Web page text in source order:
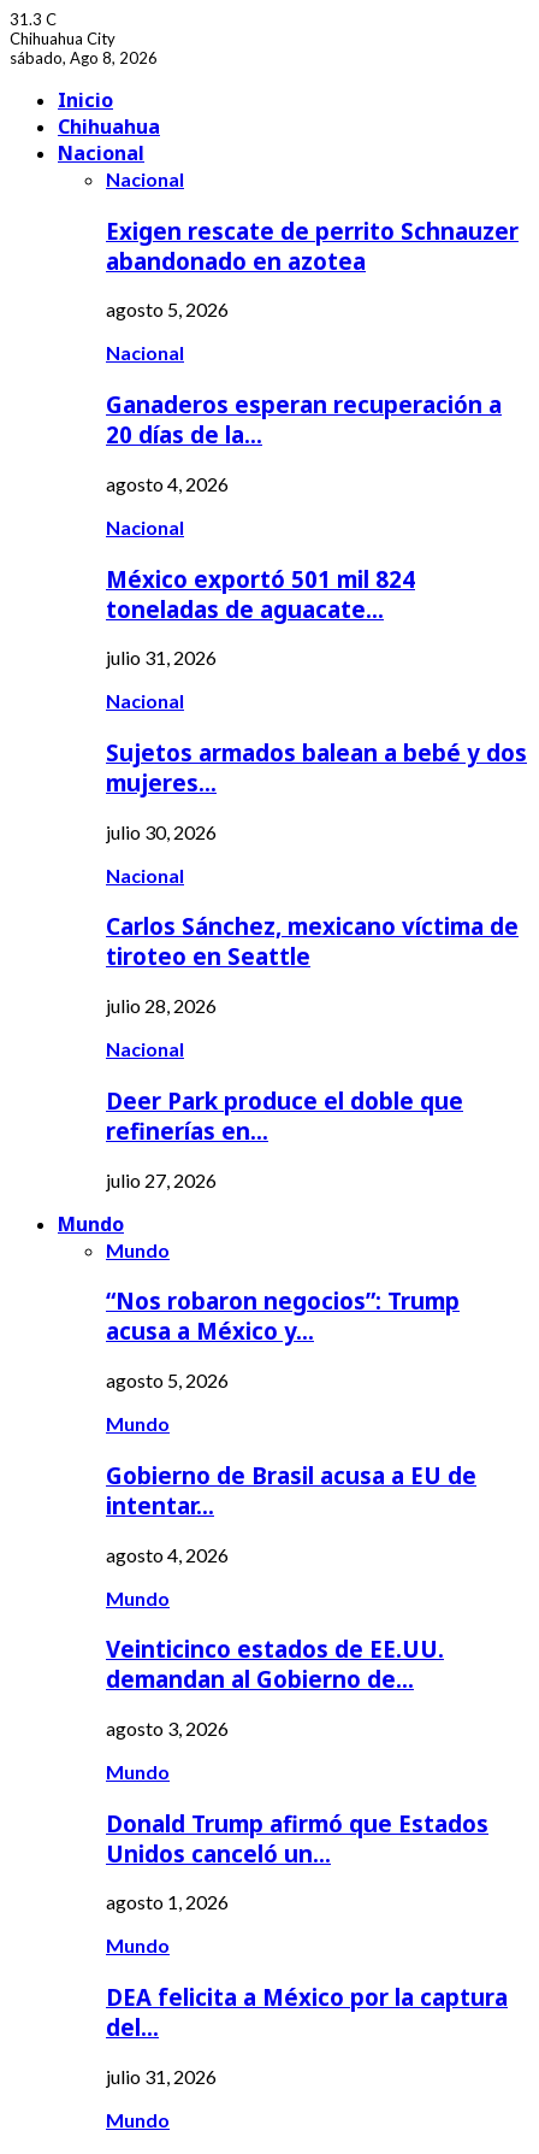
31.3 C
Chihuahua City
sábado, Ago 8, 2026
Inicio
Chihuahua
Nacional
Nacional
Exigen rescate de perrito Schnauzer
abandonado en azotea
agosto 5, 2026
Nacional
Ganaderos esperan recuperación a
20 días de la…
agosto 4, 2026
Nacional
México exportó 501 mil 824
toneladas de aguacate…
julio 31, 2026
Nacional
Sujetos armados balean a bebé y dos
mujeres…
julio 30, 2026
Nacional
Carlos Sánchez, mexicano víctima de
tiroteo en Seattle
julio 28, 2026
Nacional
Deer Park produce el doble que
refinerías en…
julio 27, 2026
Mundo
Mundo
“Nos robaron negocios”: Trump
acusa a México y…
agosto 5, 2026
Mundo
Gobierno de Brasil acusa a EU de
intentar…
agosto 4, 2026
Mundo
Veinticinco estados de EE.UU.
demandan al Gobierno de…
agosto 3, 2026
Mundo
Donald Trump afirmó que Estados
Unidos canceló un…
agosto 1, 2026
Mundo
DEA felicita a México por la captura
del…
julio 31, 2026
Mundo